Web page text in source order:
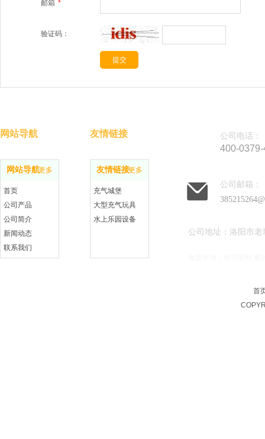
邮箱 *
验证码：
网站导航更多
首页
公司产品
公司简介
新闻动态
联系我们
友情链接更多
充气城堡
大型充气玩具
水上乐园设备
网站导航 友情链接 公司电话：
400-
公司邮箱：
公司地址：洛阳市
首